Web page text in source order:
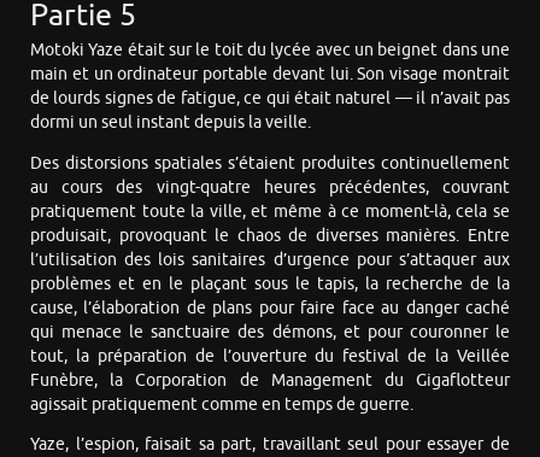
Partie 5
Motoki Yaze était sur le toit du lycée avec un beignet dans une
main et un ordinateur portable devant lui. Son visage montrait
de lourds signes de fatigue, ce qui était naturel — il n’avait pas
dormi un seul instant depuis la veille.
Des distorsions spatiales s’étaient produites continuellement
au cours des vingt-quatre heures précédentes, couvrant
pratiquement toute la ville, et même à ce moment-là, cela se
produisait, provoquant le chaos de diverses manières. Entre
l’utilisation des lois sanitaires d’urgence pour s’attaquer aux
problèmes et en le plaçant sous le tapis, la recherche de la
cause, l’élaboration de plans pour faire face au danger caché
qui menace le sanctuaire des démons, et pour couronner le
tout, la préparation de l’ouverture du festival de la Veillée
Funèbre, la Corporation de Management du Gigaflotteur
agissait pratiquement comme en temps de guerre.
Yaze, l’espion, faisait sa part, travaillant seul pour essayer de